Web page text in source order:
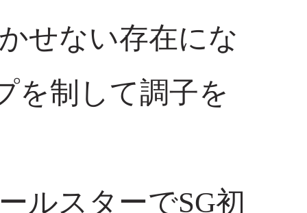
せない存在にな
を制して調子を
ルスターでSG初